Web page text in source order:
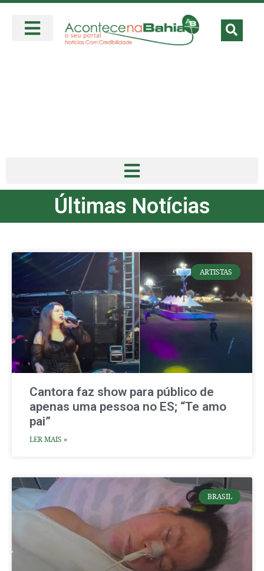
Últimas Notícias
ARTISTAS
Cantora faz show para público de
apenas uma pessoa no ES; “Te amo
pai”
LER MAIS »
BRASIL